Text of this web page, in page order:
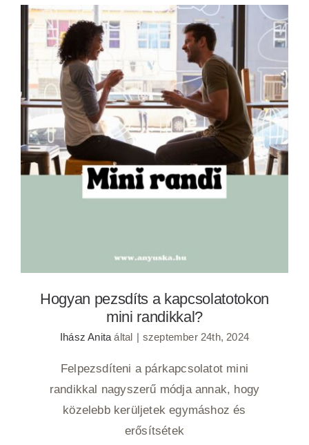
Hogyan pezsdíts a kapcsolatotokon mini
randikkal?
Hogyan pezsdíts a kapcsolatotokon
mini randikkal?
Ihász Anita által | szeptember 24th, 2024
Felpezsdíteni a párkapcsolatot mini
randikkal nagyszerű módja annak, hogy
közelebb kerüljetek egymáshoz és
erősítsétek